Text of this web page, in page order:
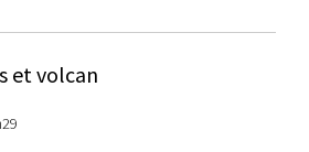
et volcan